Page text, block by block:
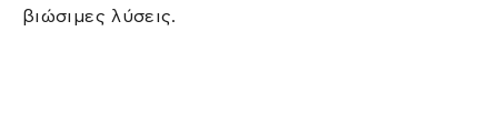
βιώσιμες λύσεις.